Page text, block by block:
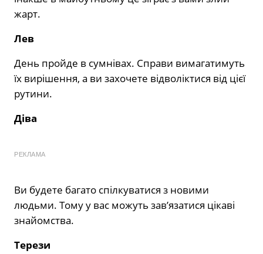
жарт.
Лев
День пройде в сумнівах. Справи вимагатимуть
їх вирішення, а ви захочете відволіктися від цієї
рутини.
Діва
РЕКЛАМА
Ви будете багато спілкуватися з новими
людьми. Тому у вас можуть зав’язатися цікаві
знайомства.
Терези